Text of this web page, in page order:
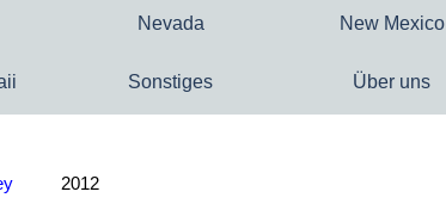
Nevada New Mexico
Sonstiges Über uns
2012